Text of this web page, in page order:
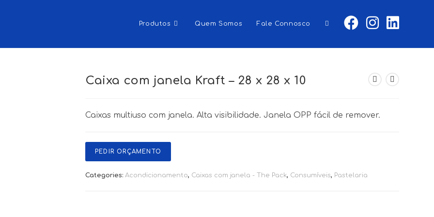
Produtos Quem Somos Fale Connosco Toggle
search
Caixa com janela Kraft – 28 x 28 x 10
Caixas multiuso com janela. Alta visibilidade. Janela OPP fácil de remover.
PEDIR ORÇAMENTO
Categories: Acondicionamento, Caixas com janela - The Pack, Consumíveis, Pastelaria